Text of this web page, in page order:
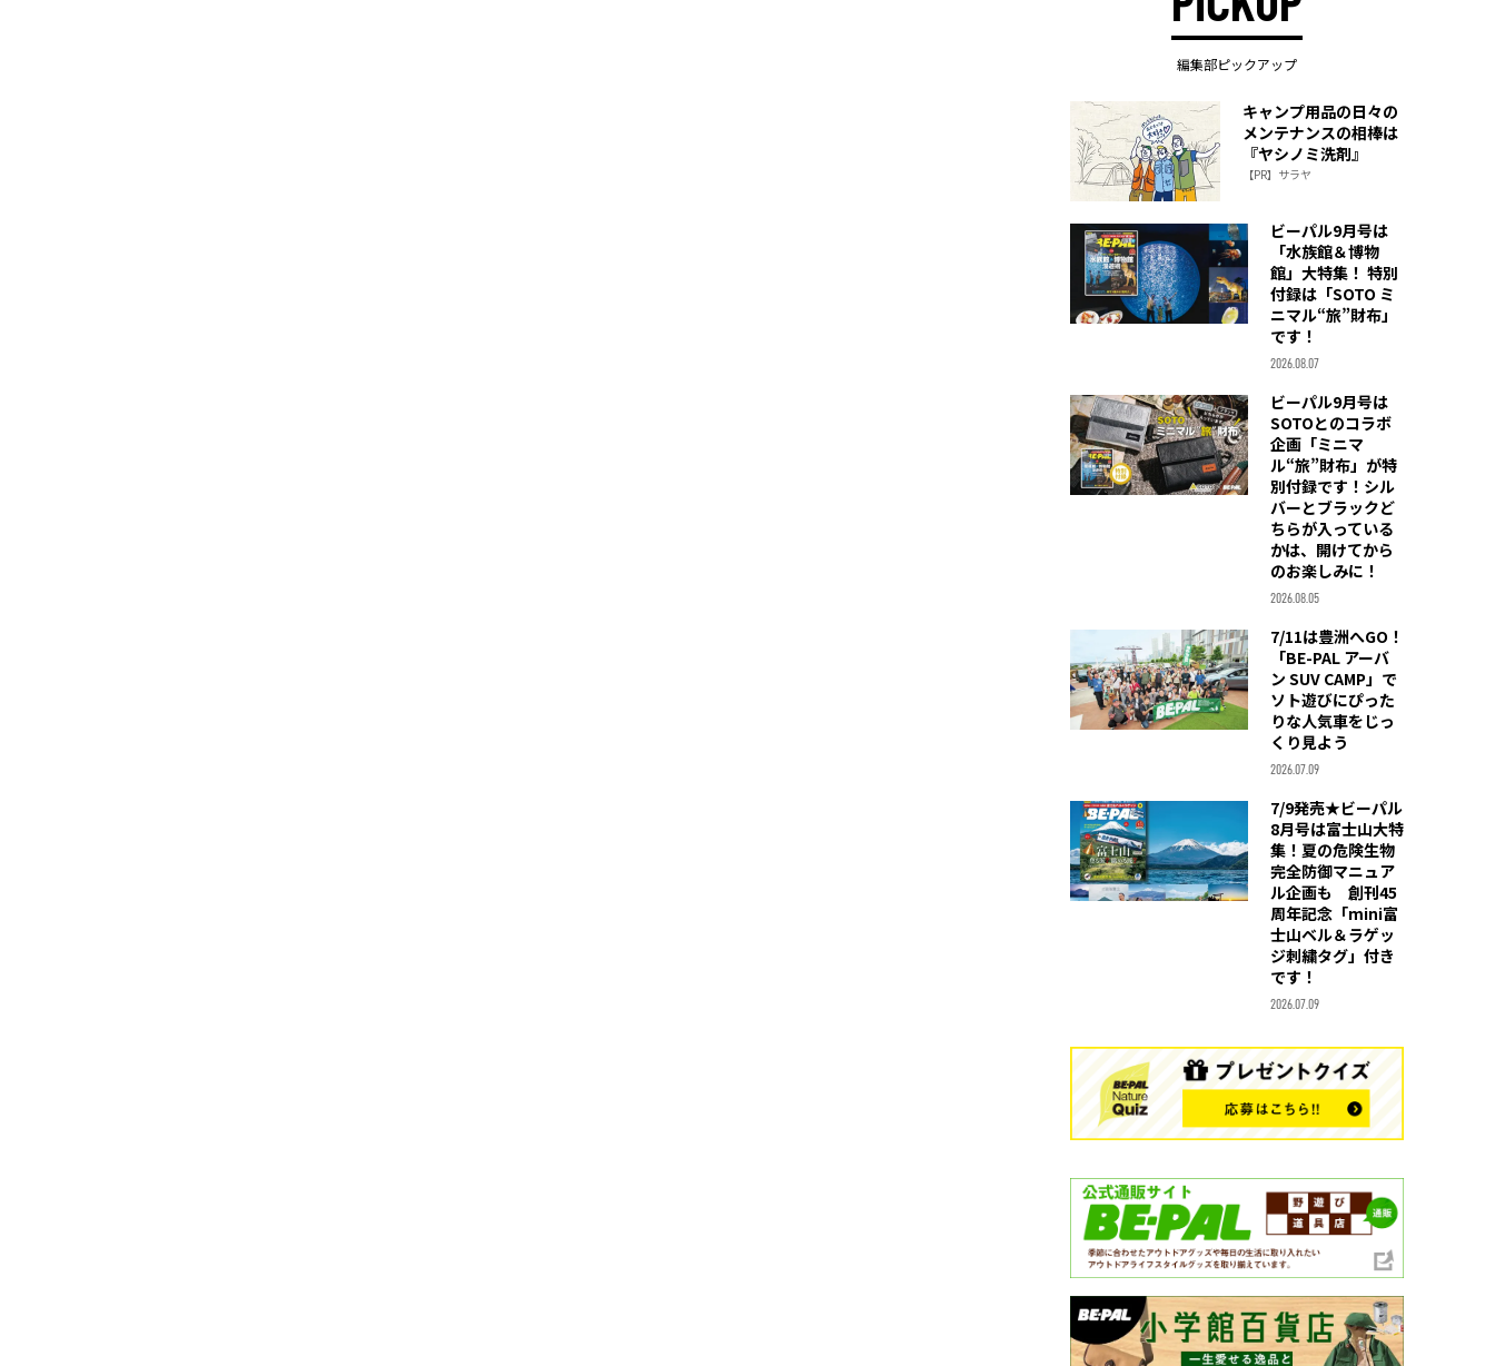
編集部ピックアップ
キャンプ用品の日々の
メンテナンスの相棒は
『ヤシノミ洗剤』
【PR】サラヤ
ビーパル9月号は
「水族館＆博物
館」大特集！ 特別
付録は「SOTO ミ
ニマル“旅”財布」
です！
2026.08.07
ビーパル9月号は
SOTOとのコラボ
企画「ミニマ
ル“旅”財布」が特
別付録です！シル
バーとブラックど
ちらが入っている
かは、開けてから
のお楽しみに！
2026.08.05
7/11は豊洲へGO！
「BE-PAL アーバ
ン SUV CAMP」で
ソト遊びにぴった
りな人気車をじっ
くり見よう
2026.07.09
7/9発売★ビーパル
8月号は富士山大特
集！夏の危険生物
完全防御マニュア
ル企画も 創刊45
周年記念「mini富
士山ベル＆ラゲッ
ジ刺繍タグ」付き
です！
2026.07.09